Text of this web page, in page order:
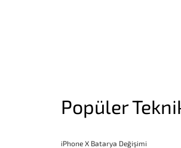
Popüler
iPhone X Batarya Değişimi